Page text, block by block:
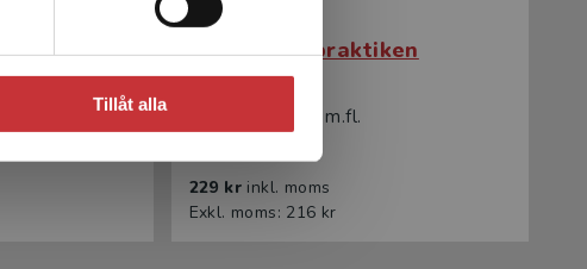
Tillåt alla
HVB-hem i praktiken
Giselsson, Erica m.fl.
229 kr inkl. moms
Exkl. moms: 216 kr